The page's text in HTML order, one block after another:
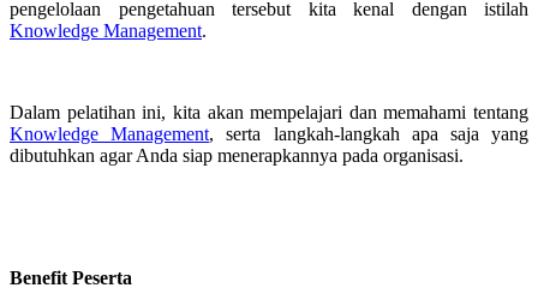
pengelolaan pengetahuan tersebut kita kenal dengan istilah
Knowledge Management.
Dalam pelatihan ini, kita akan mempelajari dan memahami tentang
Knowledge Management, serta langkah-langkah apa saja yang
dibutuhkan agar Anda siap menerapkannya pada organisasi.
Benefit Peserta